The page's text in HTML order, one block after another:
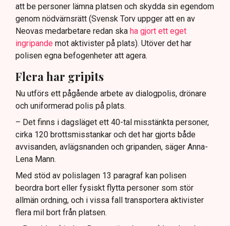
att be personer lämna platsen och skydda sin egendom
genom nödvärnsrätt (Svensk Torv uppger att en av
Neovas medarbetare redan ska ha gjort ett eget
ingripande mot aktivister på plats). Utöver det har
polisen egna befogenheter att agera.
Flera har gripits
Nu utförs ett pågående arbete av dialogpolis, drönare
och uniformerad polis på plats.
– Det finns i dagsläget ett 40-tal misstänkta personer,
cirka 120 brottsmisstankar och det har gjorts både
avvisanden, avlägsnanden och gripanden, säger Anna-
Lena Mann.
Med stöd av polislagen 13 paragraf kan polisen
beordra bort eller fysiskt flytta personer som stör
allmän ordning, och i vissa fall transportera aktivister
flera mil bort från platsen.